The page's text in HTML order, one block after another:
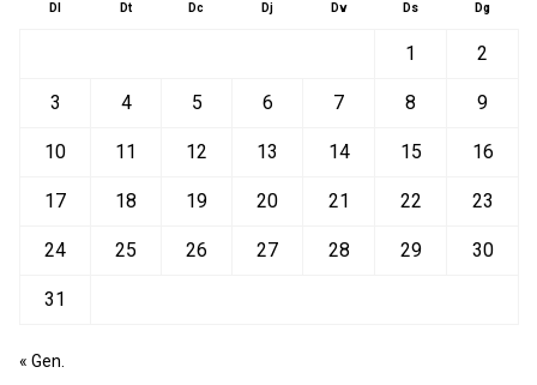
Dl Dt Dc Dj Dv Ds Dg
1 2
3 4 5 6 7 8 9
10 11 12 13 14 15 16
17 18 19 20 21 22 23
24 25 26 27 28 29 30
31
« Gen.